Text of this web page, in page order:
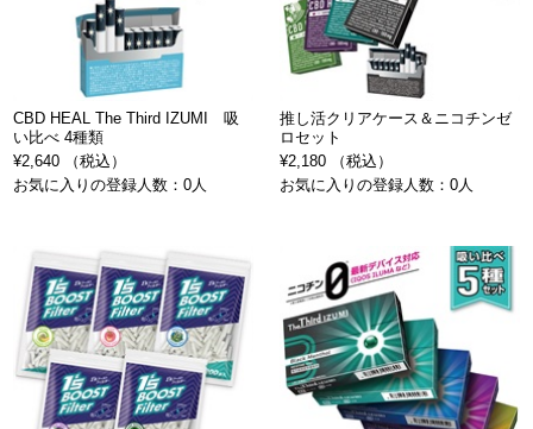
CBD HEAL The Third IZUMI 吸
い比べ 4種類
¥2,640 （税込）
お気に入りの登録人数：0人
推し活クリアケース＆ニコチンゼ
ロセット
¥2,180 （税込）
お気に入りの登録人数：0人